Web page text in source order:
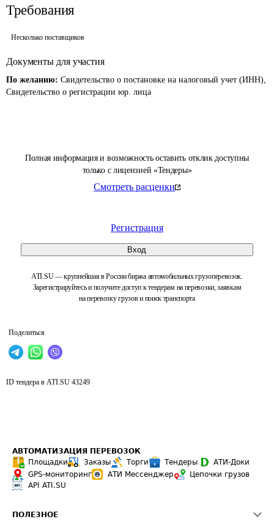
Полная информация и возможность оставить отклик доступны
только с лицензией «Тендеры»
Смотреть расценки
Регистрация
Вход
ATI.SU — крупнейшая в России биржа автомобильных грузоперевозок.
Зарегистрируйтесь и получите доступ к тендерам на перевозки, заявкам
на перевозку грузов и поиск транспорта
Поделиться
Требования
Несколько поставщиков
Документы для участия
По желанию: Свидетельство о постановке на налоговый учет (ИНН),
Свидетельство о регистрации юр. лица
ID тендера в ATI.SU 43249
АВТОМАТИЗАЦИЯ ПЕРЕВОЗОК
Площадки
Заказы Торги Тендеры
АТИ-Доки
GPS-мониторинг
АТИ Мессенджер
Цепочки грузов
API ATI.SU
ПОЛЕЗНОЕ